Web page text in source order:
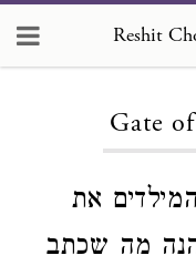
Reshit
Gate
את
מה שכתב